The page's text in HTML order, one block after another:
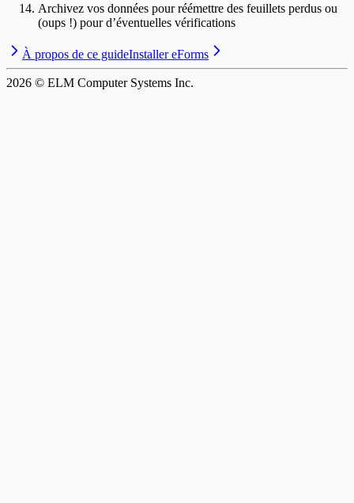
Archivez vos données pour réémettre des feuillets perdus ou
(oups !) pour d’éventuelles vérifications
À propos de ce guideInstaller eForms
2026 © ELM Computer Systems Inc.